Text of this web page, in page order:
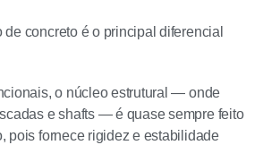
concreto é o principal diferencial
o núcleo estrutural — onde
e shafts — é quase sempre feito
pois fornece rigidez e estabilidade